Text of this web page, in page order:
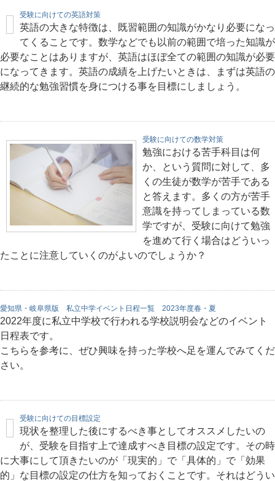
受験に向けての英語対策
英語の大きな特徴は、既習範囲の知識がかなり必要になっ
てくることです。数学などでも以前の範囲で培った知識が
必要なことはありますが、英語はほぼ全ての範囲の知識が必要
になってきます。英語の成績を上げたいときは、まずは英語の
継続的な勉強習慣を身につける事を目標にしましょう。
受験に向けての数学対策
勉強における苦手科目は何
か、という質問に対して、多
くの生徒が数学が苦手である
と答えます。多くの方が苦手
意識を持ってしまっている数
学ですが、受験に向けて勉強
を進めて行く場合はどういっ
たことに注意していくのがよいのでしょうか？
愛知県・岐阜県版 私立中学イベント日程一覧 2023年度春・夏
2022年度に私立中学校で行われる学校説明会などのイベント
日程表です。
こちらを参考に、ぜひ興味を持った学校へ足を運んでみてくだ
さい。
受験に向けての目標設定
現状を整理した後にするべき事としてオススメしたいの
が、受験を目指す上で達成すべき目標の設定です。その時
に大事にして頂きたいのが「現実的」で「具体的」で「効果
的」な目標の設定の仕方を知っておくことです。それはどうい